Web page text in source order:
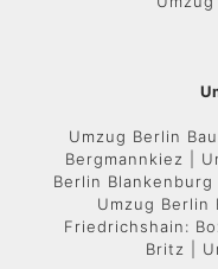
Umzug Berlin
Bergmannkiez |
Berlin
Umzug Berlin
Friedrichshain:
Britz |